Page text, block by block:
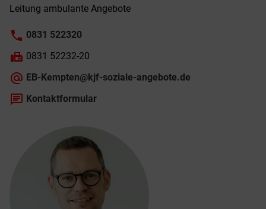
Leitung ambulante Angebote
phone 0831 522320
fax 0831 52232-20
alternate_email EB-Kempten@kjf-soziale-angebote.de
chat Kontaktformular